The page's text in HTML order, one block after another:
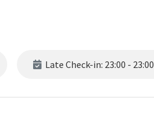
Late Check-in: 23:00 - 23:00